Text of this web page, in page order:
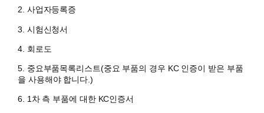
​2. 사업자등록증
3. 시험신청서
4. 회로도
5. 중요부품목록리스트(중요 부품의 경우 KC 인증이 받은 부품
을 사용해야 합니다.)
6. 1차 측 부품에 대한 KC인증서